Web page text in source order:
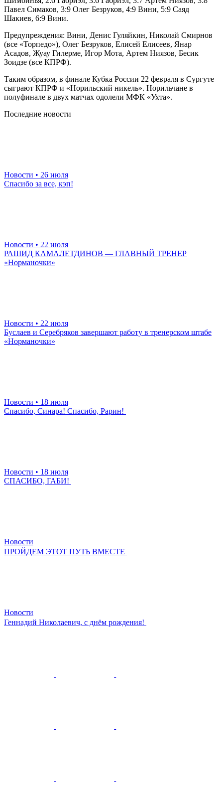
Павел Симаков, 3:9 Олег Безруков, 4:9 Вини, 5:9 Саяд
Шакиев, 6:9 Вини.
Предупреждения: Вини, Денис Гуляйкин, Николай Смирнов
(все «Торпедо»), Олег Безруков, Елисей Елисеев, Янар
Асадов, Жуау Гилерме, Игор Мота, Артем Ниязов, Бесик
Зоидзе (все КПРФ).
Таким образом, в финале Кубка России 22 февраля в Сургуте
сыграют КПРФ и «Норильский никель». Норильчане в
полуфинале в двух матчах одолели МФК «Ухта».
Последние новости
Новости • 26 июля
Спасибо за все, кэп!
Новости • 22 июля
РАШИД КАМАЛЕТДИНОВ — ГЛАВНЫЙ ТРЕНЕР
«Норманочки»
Новости • 22 июля
Буслаев и Серебряков завершают работу в тренерском штабе
«Норманочки»
Новости • 18 июля
Спасибо, Синара! Спасибо, Рарин!
Новости • 18 июля
СПАСИБО, ГАБИ!
Новости
ПРОЙДЕМ ЭТОТ ПУТЬ ВМЕСТЕ
Новости
Геннадий Николаевич, с днём рождения!